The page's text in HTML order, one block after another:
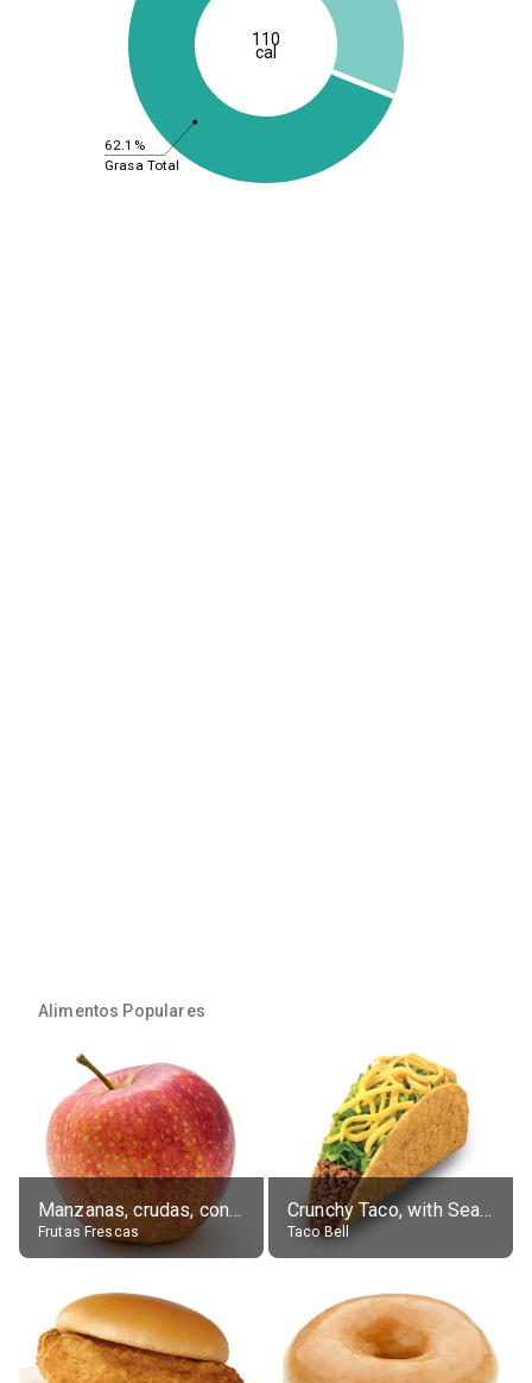
62.1%
Grasa Total
110
cal
Alimentos Populares
Manzanas, crudas, con piel
Frutas Frescas
Crunchy Taco, with Seasoned Beef
Taco Bell